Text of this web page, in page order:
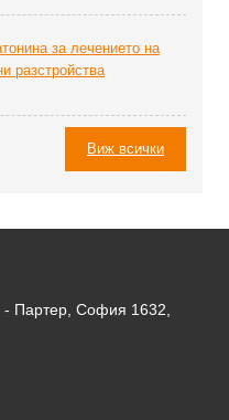
за лечението на
разстройства
Виж всички
Партер, София 1632,